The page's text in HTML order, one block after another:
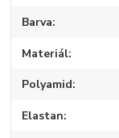
Barva
Materiál
Polyamid
Elastan